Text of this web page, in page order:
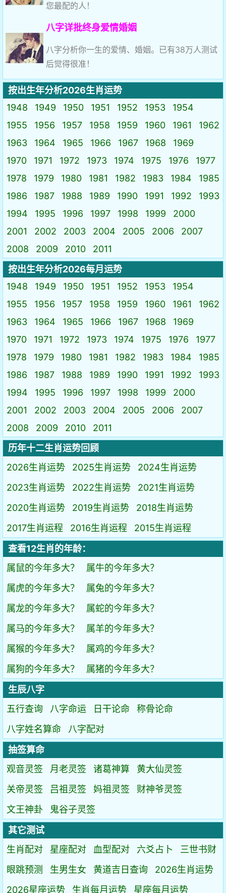
您最配的人！
八字详批终身爱情婚姻
八字分析你一生的爱情、婚姻。已有38万人测试
后觉得很准！
按出生年分析2026生肖运势
1948
1949 1950 1951 1952 1953
1954
1955
1956 1957 1958 1959 1960 1961
1962
1963
1964 1965 1966 1967 1968
1969
1970
1971 1972 1973 1974 1975 1976
1977
1978
1979 1980 1981 1982 1983 1984
1985
1986
1987 1988 1989 1990 1991 1992
1993
1994
1995 1996 1997 1998 1999
2000
2001
2002 2003 2004 2005 2006
2007
2008
2009 2010
2011
按出生年分析2026每月运势
1948
1949 1950 1951 1952 1953
1954
1955
1956 1957 1958 1959 1960 1961
1962
1963
1964 1965 1966 1967 1968
1969
1970
1971 1972 1973 1974 1975 1976
1977
1978
1979 1980 1981 1982 1983 1984
1985
1986
1987 1988 1989 1990 1991 1992
1993
1994
1995 1996 1997 1998 1999
2000
2001
2002 2003 2004 2005 2006
2007
2008
2009 2010
2011
历年十二生肖运势回顾
2026生肖运势
2025生肖运势
2024生肖运势
2023生肖运势
2022生肖运势
2021生肖运势
2020生肖运势
2019生肖运势
2018生肖运势
2017生肖运程
2016生肖运程
2015生肖运程
查看12生肖的年龄：
属鼠的今年多大？
属牛的今年多大？
属虎的今年多大？
属兔的今年多大？
属龙的今年多大？
属蛇的今年多大？
属马的今年多大？
属羊的今年多大？
属猴的今年多大？
属鸡的今年多大？
属狗的今年多大？
属猪的今年多大？
生辰八字
五行查询
八字命运 日干论命
称骨论命
八字姓名算命
八字配对
抽签算命
观音灵签
月老灵签 诸葛神算
黄大仙灵签
关帝灵签
吕祖灵签 妈祖灵签
财神爷灵签
文王神卦
鬼谷子灵签
其它测试
生肖配对
星座配对 血型配对 六爻占卜
三世书财
眼跳预测
生男生女 黄道吉日查询
2026生肖运势
2026星座运势
生肖每月运势 星座每月运势